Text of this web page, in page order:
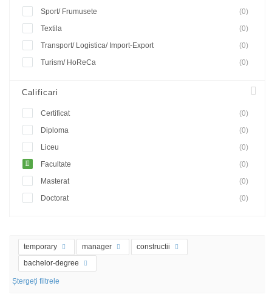
Sport/ Frumusete
(0)
Textila
(0)
Transport/ Logistica/ Import-Export
(0)
Turism/ HoReCa
(0)
Calificari
Certificat
(0)
Diploma
(0)
Liceu
(0)
Facultate
(0)
Masterat
(0)
Doctorat
(0)
temporary manager
constructii
bachelor-degree
Ștergeți filtrele